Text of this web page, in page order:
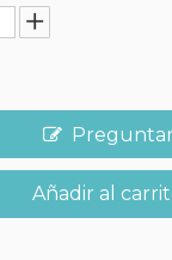
Añadir al